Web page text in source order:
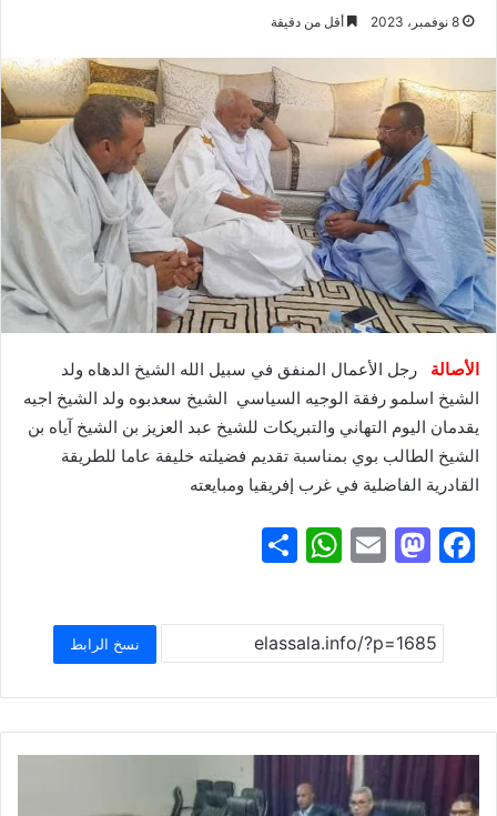
8 نوفمبر، 2023 أقل من دقيقة
الأصالة
رجل الأعمال المنفق في سبيل الله الشيخ الدهاه ولد
الشيخ اسلمو رفقة الوجيه السياسي الشيخ سعدبوه ولد الشيخ اجيه
يقدمان اليوم التهاني والتبريكات للشيخ عبد العزيز بن الشيخ آياه بن
الشيخ الطالب بوي بمناسبة تقديم فضيلته خليفة عاما للطريقة
القادرية الفاضلية في غرب إفريقيا ومبايعته
F
c
e
b
o
o
k
M
st
o
d
o
n
E
ai
l
W
at
s
A
p
p
ar
e
نسخ الرابط